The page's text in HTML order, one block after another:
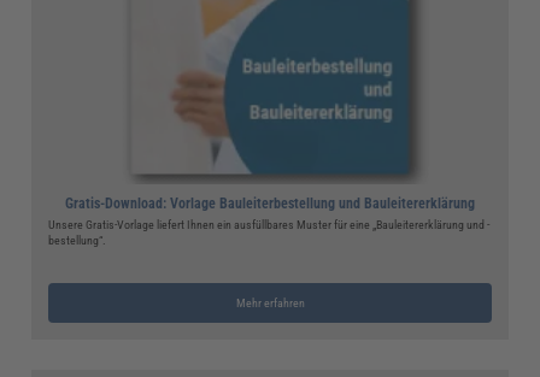
Gratis-Download: Vorlage Bauleiterbestellung und Bauleitererklärung
Unsere Gratis-Vorlage liefert Ihnen ein ausfüllbares Muster für eine „Bauleitererklärung und -
bestellung“.
Mehr erfahren